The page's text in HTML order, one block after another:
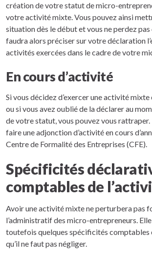
création de votre statut de micro-
votre activité mixte. Vous pouvez ainsi
situation dès le début et vous ne perdez pas
faudra alors préciser sur votre déclaration
activités exercées dans le cadre de votre
En cours d’activité
Si vous décidez d’exercer une activité mixte
ou si vous avez oublié de la déclarer au
de votre statut, vous pouvez vous
faire une adjonction d’activité en cours
Centre de Formalité des Entreprises (CFE).
Spécificités
comptables de
Avoir une activité mixte ne perturbera pas
l’administratif des micro-entrepreneurs.
toutefois quelques spécificités comptables
qu’il ne faut pas négliger.